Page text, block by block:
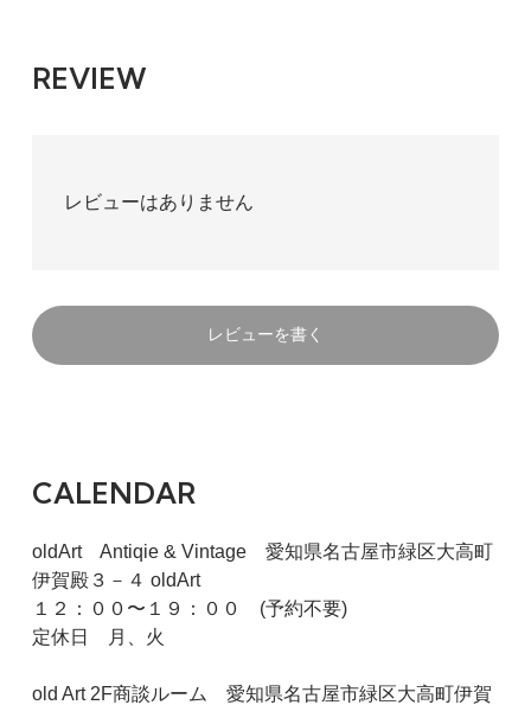
REVIEW
レビューはありません
レビューを書く
CALENDAR
oldArt Antiqie & Vintage 愛知県名古屋市緑区大高町
伊賀殿３－４ oldArt
１２：００〜１９：００ (予約不要)
定休日 月、火
old Art 2F商談ルーム 愛知県名古屋市緑区大高町伊賀